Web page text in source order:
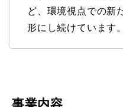
ど、環境視点での新
形にし続けています。
事業内容